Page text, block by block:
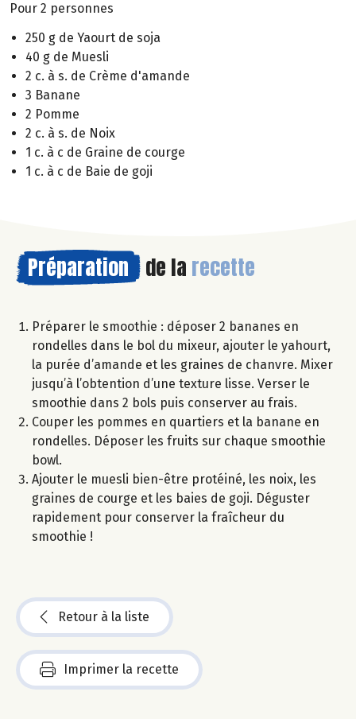
Pour 2 personnes
250 g de Yaourt de soja
40 g de Muesli
2 c. à s. de Crème d'amande
3 Banane
2 Pomme
2 c. à s. de Noix
1 c. à c de Graine de courge
1 c. à c de Baie de goji
Préparation de la recette
Préparer le smoothie : déposer 2 bananes en
rondelles dans le bol du mixeur, ajouter le yahourt,
la purée d’amande et les graines de chanvre. Mixer
jusqu’à l’obtention d’une texture lisse. Verser le
smoothie dans 2 bols puis conserver au frais.
Couper les pommes en quartiers et la banane en
rondelles. Déposer les fruits sur chaque smoothie
bowl.
Ajouter le muesli bien-être protéiné, les noix, les
graines de courge et les baies de goji. Déguster
rapidement pour conserver la fraîcheur du
smoothie !
Retour à la liste
Imprimer la recette